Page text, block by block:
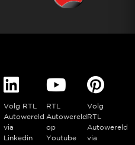
Volg RTL
Autowereld
via
Linkedin
RTL
Autowereld
op
Youtube
Volg
RTL
Autowereld
via